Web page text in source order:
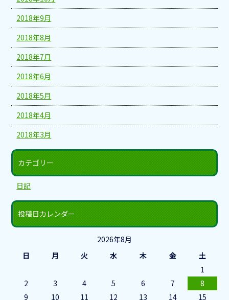
2018年9月
2018年8月
2018年7月
2018年6月
2018年5月
2018年4月
2018年3月
カテゴリー
日記
投稿日カレンダー
2026年8月
日
月 火 水 木 金
土
1
2
3 4 5 6 7
8
9
10 11 12 13 14 15